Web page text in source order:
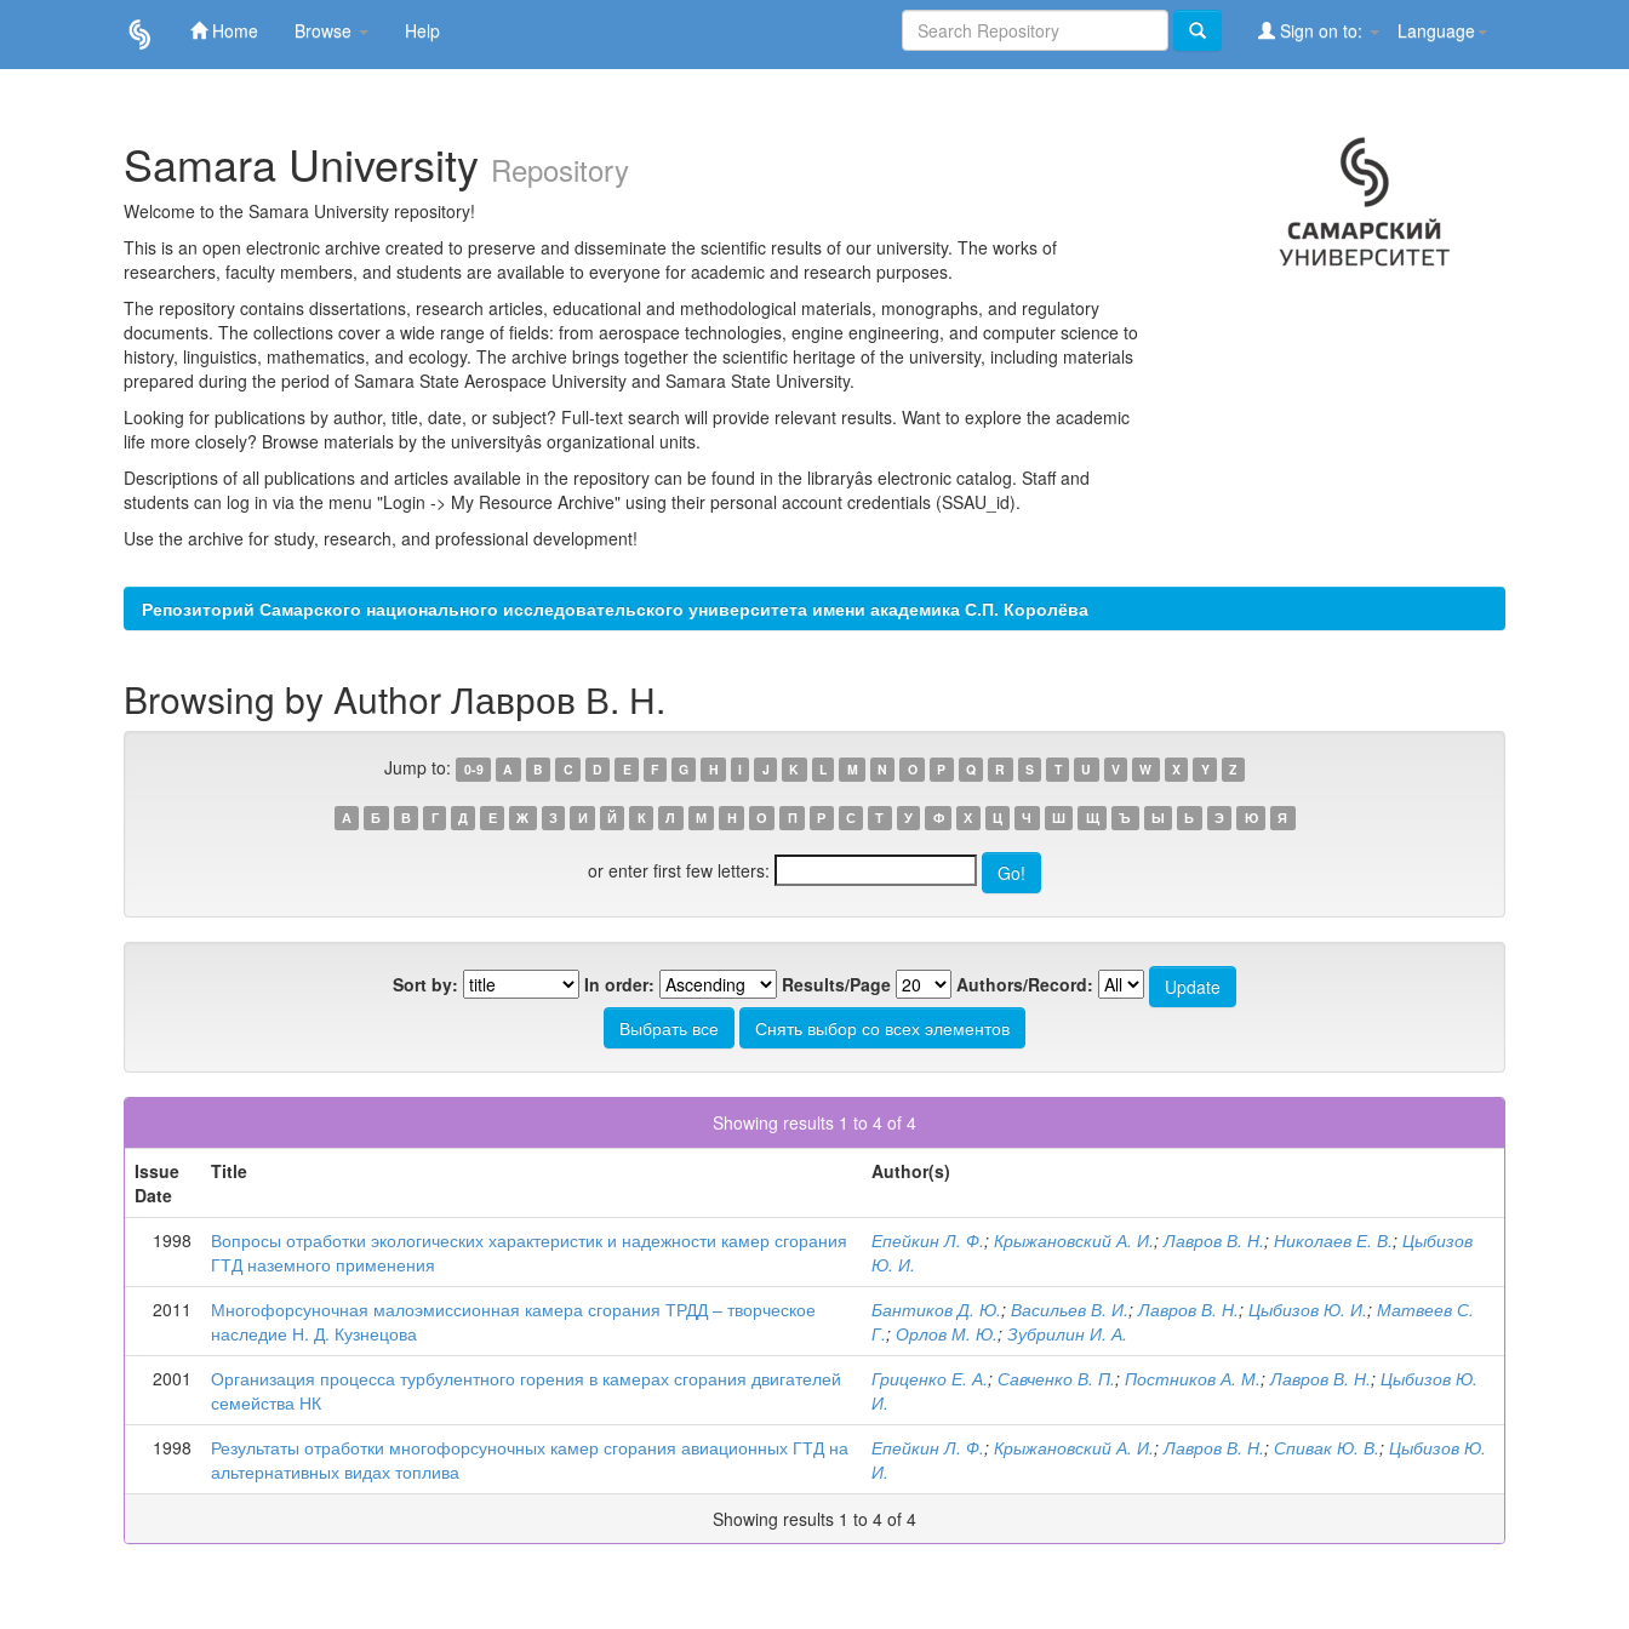
Home Browse Help Language
Sign on to:
Samara University Repository
Welcome to the Samara University repository!
This is an open electronic archive created to preserve and disseminate the scientific results of our university. The works of
researchers, faculty members, and students are available to everyone for academic and research purposes.
The repository contains dissertations, research articles, educational and methodological materials, monographs, and regulatory
documents. The collections cover a wide range of fields: from aerospace technologies, engine engineering, and computer science to
history, linguistics, mathematics, and ecology. The archive brings together the scientific heritage of the university, including materials
prepared during the period of Samara State Aerospace University and Samara State University.
Looking for publications by author, title, date, or subject? Full-text search will provide relevant results. Want to explore the academic
life more closely? Browse materials by the universityâs organizational units.
Descriptions of all publications and articles available in the repository can be found in the libraryâs electronic catalog. Staff and
students can log in via the menu "Login -> My Resource Archive" using their personal account credentials (SSAU_id).
Use the archive for study, research, and professional development!
Репозиторий Самарского национального исследовательского университета имени академика С.П. Королёва
Browsing by Author Лавров В. Н.
Jump to: 0-9 A B C D E F G H I J K L M N O P Q R S T U V W X Y Z
А Б В Г Д Е Ж З И Й К Л М Н О П Р С Т У Ф Х Ц Ч Ш Щ Ъ Ы Ь Э Ю Я
or enter first few letters:
Sort by: In order: Results/Page Authors/Record:
Showing results 1 to 4 of 4
Issue
Date
Title Author(s)
1998
Вопросы отработки экологических характеристик и надежности камер сгорания
ГТД наземного применения
Епейкин Л. Ф.; Крыжановский А. И.;Лавров В. Н.; Николаев Е. В.; Цыбизов
Ю. И.
2011
Многофорсуночная малоэмиссионная камера сгорания ТРДД – творческое
наследие Н. Д. Кузнецова
Бантиков Д. Ю.; Васильев В. И.;Лавров В. Н.; Цыбизов Ю. И.; Матвеев С.
Г.; Орлов М. Ю.; Зубрилин И. А.
2001
Организация процесса турбулентного горения в камерах сгорания двигателей
семейства НК
Гриценко Е. А.; Савченко В. П.; Постников А. М.;Лавров В. Н.; Цыбизов Ю.
И.
1998
Результаты отработки многофорсуночных камер сгорания авиационных ГТД на
альтернативных видах топлива
Епейкин Л. Ф.; Крыжановский А. И.;Лавров В. Н.; Спивак Ю. В.; Цыбизов Ю.
И.
Showing results 1 to 4 of 4